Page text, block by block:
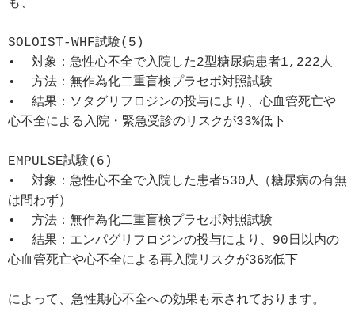
も、
SOLOIST-WHF試験(5)
•  対象：急性心不全で入院した2型糖尿病患者1,222人
•  方法：無作為化二重盲検プラセボ対照試験
•  結果：ソタグリフロジンの投与により、心血管死亡や
心不全による入院・緊急受診のリスクが33%低下
EMPULSE試験(6)
•  対象：急性心不全で入院した患者530人（糖尿病の有無
は問わず）
•  方法：無作為化二重盲検プラセボ対照試験
•  結果：エンパグリフロジンの投与により、90日以内の
心血管死亡や心不全による再入院リスクが36%低下
によって、急性期心不全への効果も示されております。